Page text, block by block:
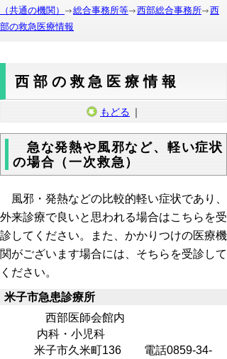
（共通の機関）
総合事務所等 西部総合事務所
西
部の救急医療情報
西部の救急医療情報
もどる ｜
急な発熱や風邪など、軽い症状
の場合（一次救急）
風邪・発熱などの比較的軽い症状であり、
外来診療で良いと思われる場合はこちらを受
診してください。また、かかりつけの医療機
関がございます場合には、そちらを受診して
ください。
米子市急患診療所
西部医師会館内
内科・小児科
米子市久米町136 電話0859-34-